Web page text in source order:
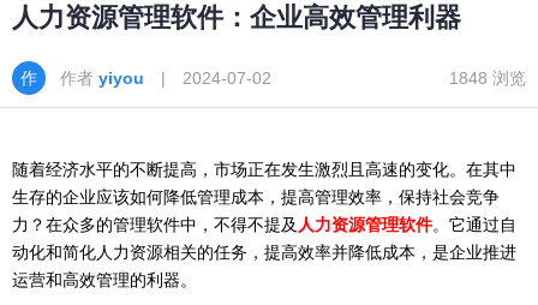
人力资源管理软件：企业高效管理利器
作者 yiyou | 2024-07-02 1848 浏览
随着经济水平的不断提高，市场正在发生激烈且高速的变化。在其中
生存的企业应该如何降低管理成本，提高管理效率，保持社会竞争
力？在众多的管理软件中，不得不提及 人力资源管理软件。它通过自
动化和简化人力资源相关的任务，提高效率并降低成本，是企业推进
运营和高效管理的利器。